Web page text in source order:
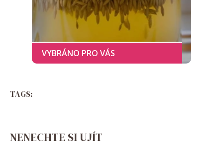
TAGS:
NENECHTE SI UJÍT